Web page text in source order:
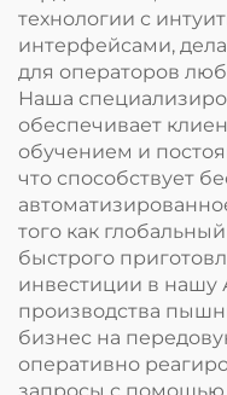
технологии с
интерфейсами,
для операторов
Наша
обеспечивает
обучением и
что способствует
того как
быстрого
инвестиции в нашу
производства
бизнес на
оперативно
запросы с